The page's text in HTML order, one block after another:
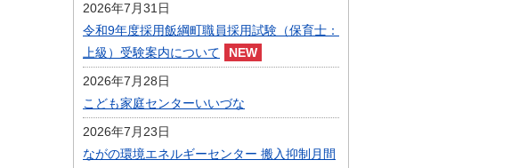
2026年7月31日
令和9年度採用飯綱町職員採用試験（保育士：
上級）受験案内について
2026年7月28日
こども家庭センターいいづな
2026年7月23日
ながの環境エネルギーセンター 搬入抑制月間